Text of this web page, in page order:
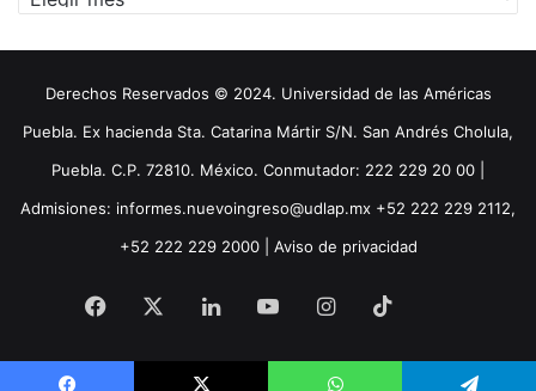
Derechos Reservados © 2024. Universidad de las Américas
Puebla. Ex hacienda Sta. Catarina Mártir S/N. San Andrés Cholula,
Puebla. C.P. 72810. México. Conmutador: 222 229 20 00 |
Admisiones: informes.nuevoingreso@udlap.mx +52 222 229 2112,
+52 222 229 2000 | Aviso de privacidad
Facebook LinkedInYouTubeInstagram